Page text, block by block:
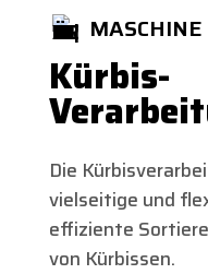
MASCHINE
Kürbis-
Die
vielseitige und
effiziente
von Kürbissen.